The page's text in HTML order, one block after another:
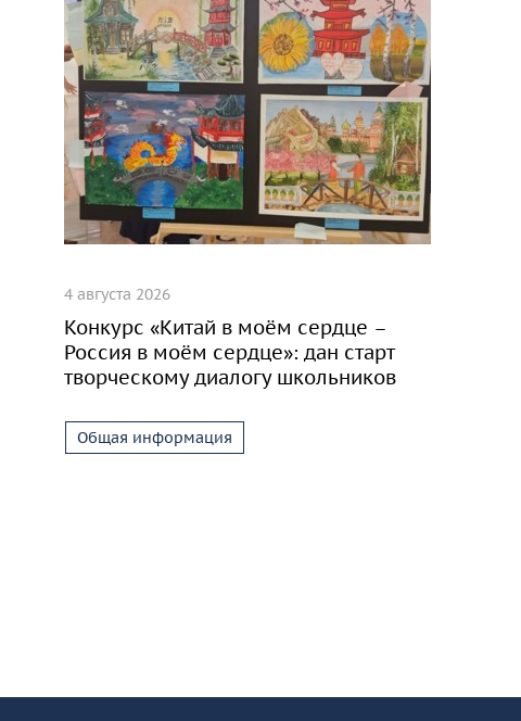
4 августа 2026
Конкурс «Китай в моём сердце –
Россия в моём сердце»: дан старт
творческому диалогу школьников
Общая информация